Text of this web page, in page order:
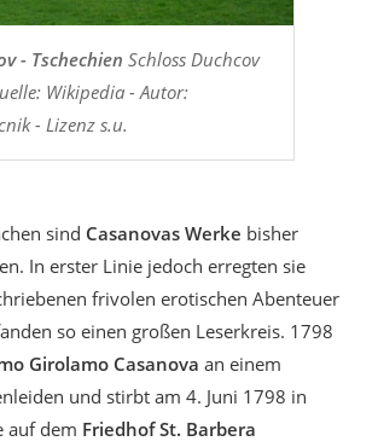
- Tschechien Schloss Duchcov
Wikipedia - Autor:
- Lizenz s.u.
sind Casanovas Werke bisher
In erster Linie jedoch erregten sie
frivolen erotischen Abenteuer
so einen großen Leserkreis. 1798
Girolamo Casanova an einem
und stirbt am 4. Juni 1798 in
auf dem Friedhof St. Barbera